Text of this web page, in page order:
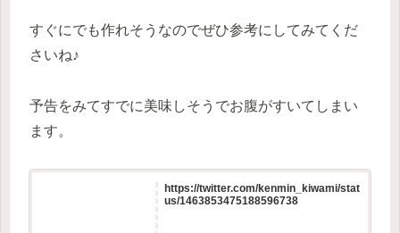
すぐにでも作れそうなのでぜひ参考にしてみてくだ
さいね♪
予告をみてすでに美味しそうでお腹がすいてしまい
ます。
https://twitter.com/kenmin_kiwami/stat
us/1463853475188596738